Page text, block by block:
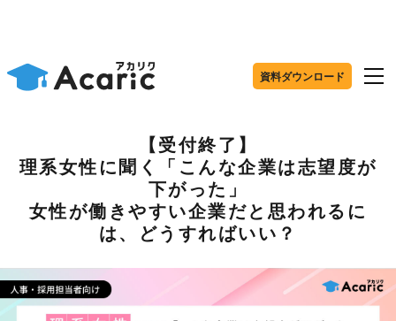
資料ダウンロード
【受付終了】
理系女性に聞く「こんな企業は志望度が
下がった」
女性が働きやすい企業だと思われるに
は、どうすればいい？